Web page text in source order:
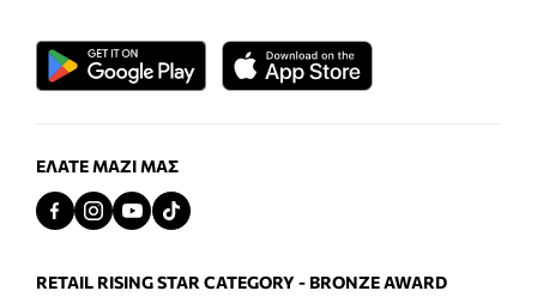
ΕΛΆΤΕ ΜΑΖΊ ΜΑΣ
RETAIL RISING STAR CATEGORY - BRONZE AWARD